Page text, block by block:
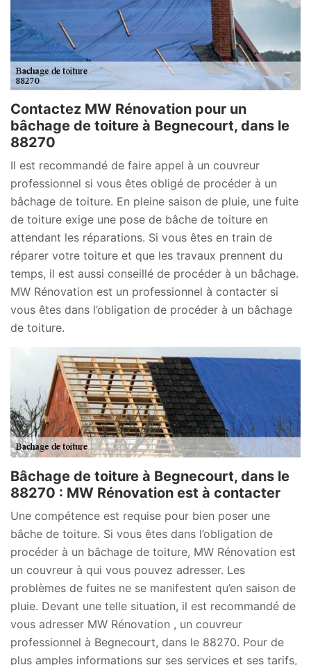
Contactez MW Rénovation pour un
bâchage de toiture à Begnecourt, dans le
88270
Il est recommandé de faire appel à un couvreur
professionnel si vous êtes obligé de procéder à un
bâchage de toiture. En pleine saison de pluie, une fuite
de toiture exige une pose de bâche de toiture en
attendant les réparations. Si vous êtes en train de
réparer votre toiture et que les travaux prennent du
temps, il est aussi conseillé de procéder à un bâchage.
MW Rénovation est un professionnel à contacter si
vous êtes dans l’obligation de procéder à un bâchage
de toiture.
Bâchage de toiture à Begnecourt, dans le
88270 : MW Rénovation est à contacter
Une compétence est requise pour bien poser une
bâche de toiture. Si vous êtes dans l’obligation de
procéder à un bâchage de toiture, MW Rénovation est
un couvreur à qui vous pouvez adresser. Les
problèmes de fuites ne se manifestent qu’en saison de
pluie. Devant une telle situation, il est recommandé de
vous adresser MW Rénovation , un couvreur
professionnel à Begnecourt, dans le 88270. Pour de
plus amples informations sur ses services et ses tarifs,